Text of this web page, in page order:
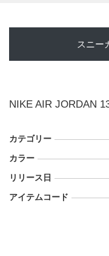
ツに蓄光が施されてい
と。
スニー
NIKE AIR JORDAN
カテゴリー
カラー
リリース日
アイテムコード